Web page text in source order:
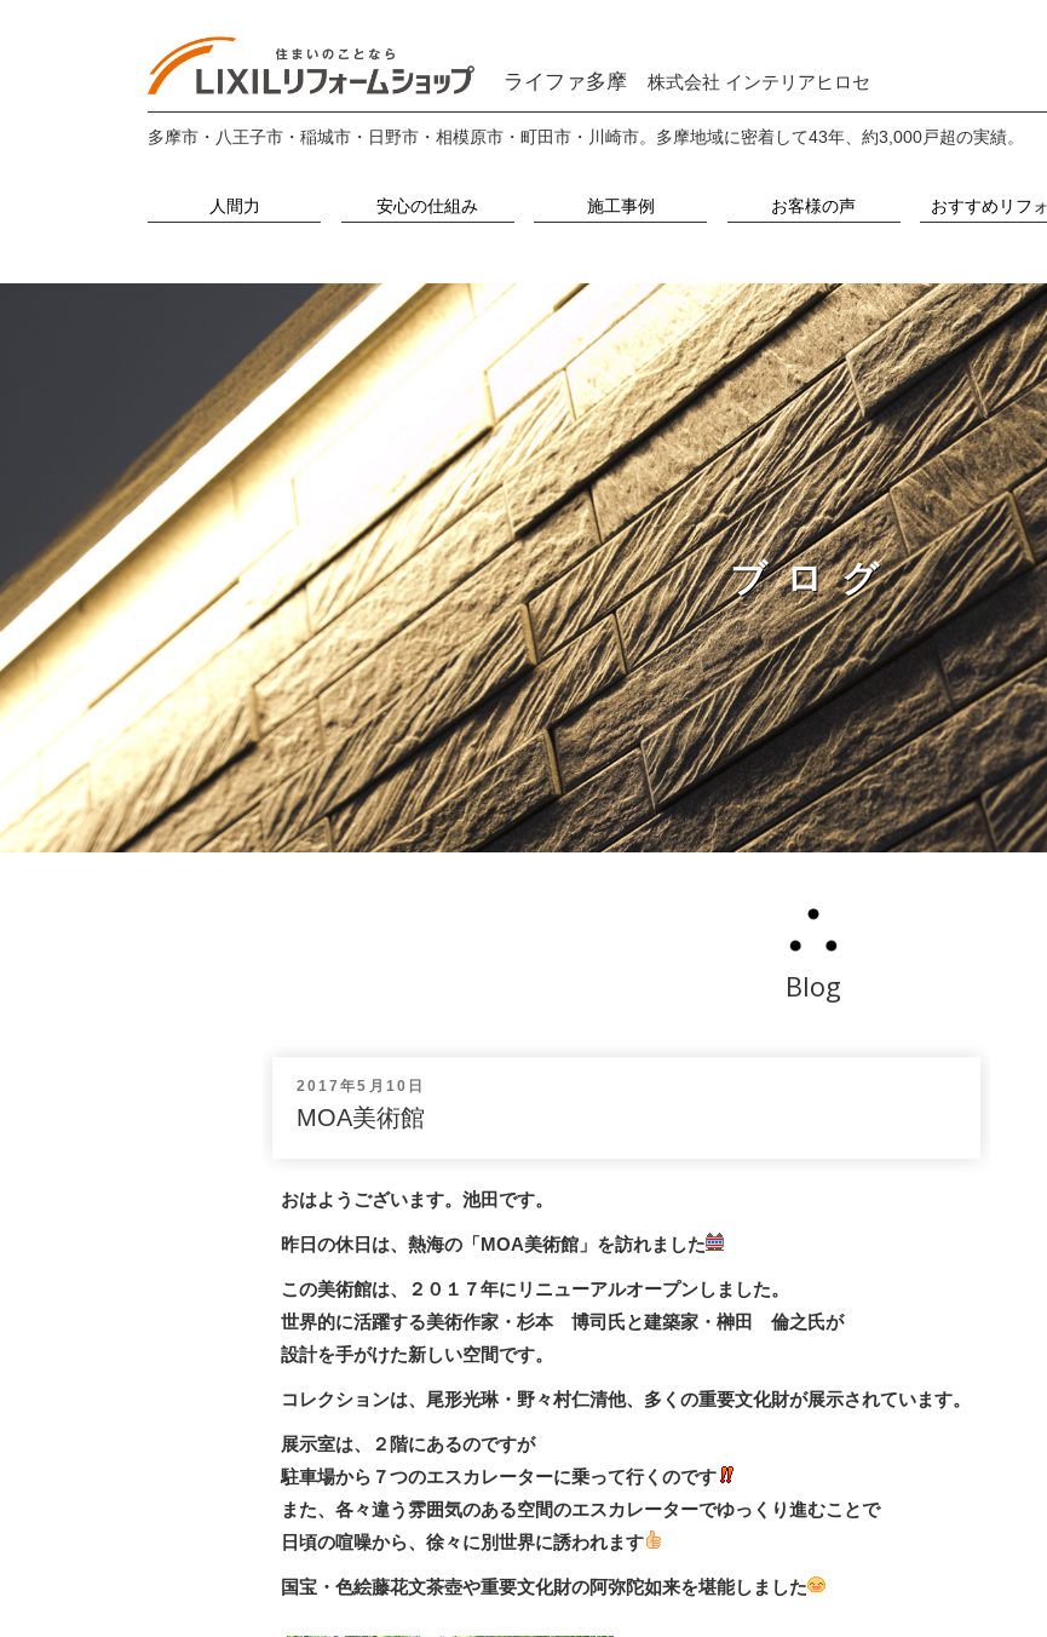
ライファ多摩株式会社 インテリアヒロセ
多摩市・八王子市・稲城市・日野市・相模原市・町田市・川崎市。 多摩地域に密着して43年、約3,000戸超の実績。
人間力 安心の仕組み 施工事例 お客様の声 おすすめリフ
ブログ
Blog
投
稿
日:
2017年5月10日
MOA美術館
おはようございます。池田です。
昨日の休日は、 熱海の「MOA美術館」 を訪れました
この美術館は、２０１７年にリニューアルオープンしました。
世界的に活躍する美術作家・杉本 博司氏と建築家・榊田 倫之氏が
設計を手がけた新しい空間です。
コレクションは、 尾形光琳・野々村仁清他、多くの重要文化財が展示されています。
展示室は、２階にあるのですが
駐車場から７つのエスカレーターに乗って行くのです
また、各々違う雰囲気のある空間のエスカレーターでゆっくり進むことで
日頃の喧噪から、徐々に別世界に誘われます
国宝・色絵藤花文茶壺や重要文化財の阿弥陀如来を堪能しました